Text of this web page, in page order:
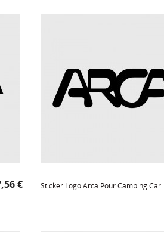
€ Sticker Logo Arca Pour Camping Car